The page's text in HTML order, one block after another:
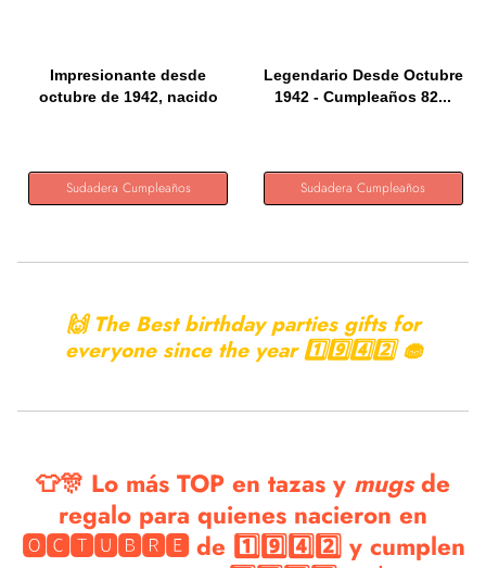
Impresionante desde
octubre de 1942, nacido
Sudadera Cumpleaños
Legendario Desde Octubre
1942 - Cumpleaños 82...
Sudadera Cumpleaños
🙌 The Best birthday parties gifts for
everyone since the year 1️⃣9️⃣4️⃣2️⃣ 🧁
👕🎊 Lo más TOP en tazas y mugsde
regalo para quienes nacieron en
🅾🅲🆃🆄🅱🆁🅴 de 1️⃣9️⃣4️⃣2️⃣ y cumplen